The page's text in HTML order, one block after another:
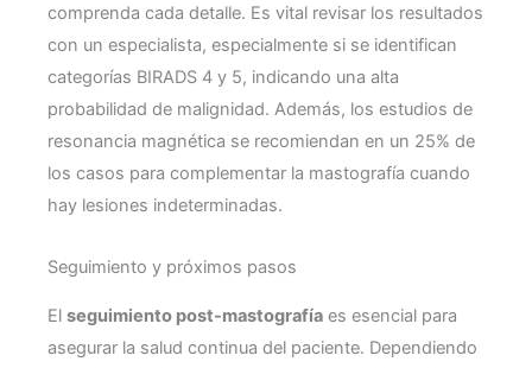
comprenda cada detalle. Es vital revisar los resultados
con un especialista, especialmente si se identifican
categorías BIRADS 4 y 5, indicando una alta
probabilidad de malignidad. Además, los estudios de
resonancia magnética se recomiendan en un 25% de
los casos para complementar la mastografía cuando
hay lesiones indeterminadas.
Seguimiento y próximos pasos
El seguimiento post-mastografía es esencial para
asegurar la salud continua del paciente. Dependiendo